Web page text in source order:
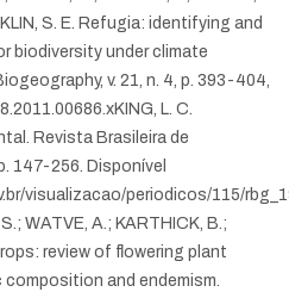
S. E. Refugia: identifying and
biodiversity under climate
v. 21, n. 4, p. 393-404,
KING, L. C.
Revista Brasileira de
147-256. Disponível
visualizacao/periodicos/115/
WATVE, A.; KARTHICK, B.;
review of flowering plant
and endemism.